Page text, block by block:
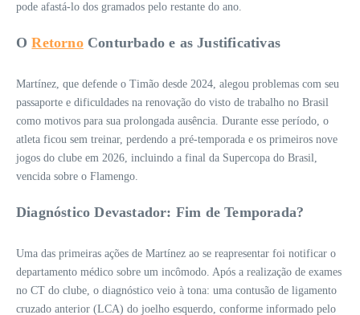
pode afastá-lo dos gramados pelo restante do ano.
ORetornoConturbado e as Justificativas
Martínez, que defende o Timão desde 2024, alegou problemas com seu
passaporte e dificuldades na renovação do visto de trabalho no Brasil
como motivos para sua prolongada ausência. Durante esse período, o
atleta ficou sem treinar, perdendo a pré-temporada e os primeiros nove
jogos do clube em 2026, incluindo a final da Supercopa do Brasil,
vencida sobre o Flamengo.
Diagnóstico Devastador: Fim de Temporada?
Uma das primeiras ações de Martínez ao se reapresentar foi notificar o
departamento médico sobre um incômodo. Após a realização de exames
no CT do clube, o diagnóstico veio à tona: uma contusão de ligamento
cruzado anterior (LCA) do joelho esquerdo, conforme informado pelo